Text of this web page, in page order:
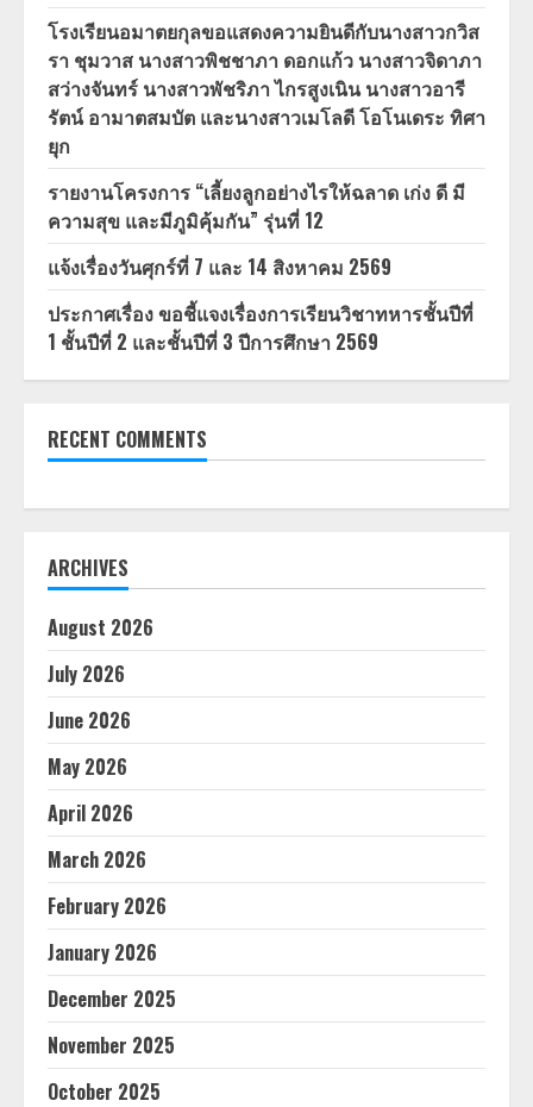
โรงเรียนอมาตยกุลขอแสดงความยินดีกับนางสาวกวิส
รา ชุมวาส นางสาวพิชชาภา ดอกแก้ว นางสาวจิดาภา
สว่างจันทร์ นางสาวพัชริภา ไกรสูงเนิน นางสาวอารี
รัตน์ อามาตสมบัต และนางสาวเมโลดี โอโนเดระ ทิศา
ยุก
รายงานโครงการ “เลี้ยงลูกอย่างไรให้ฉลาด เก่ง ดี มี
ความสุข และมีภูมิคุ้มกัน” รุ่นที่ 12
แจ้งเรื่องวันศุกร์ที่ 7 และ 14 สิงหาคม 2569
ประกาศเรื่อง ขอชี้แจงเรื่องการเรียนวิชาทหารชั้นปีที่
1 ชั้นปีที่ 2 และชั้นปีที่ 3 ปีการศึกษา 2569
RECENT COMMENTS
ARCHIVES
August 2026
July 2026
June 2026
May 2026
April 2026
March 2026
February 2026
January 2026
December 2025
November 2025
October 2025